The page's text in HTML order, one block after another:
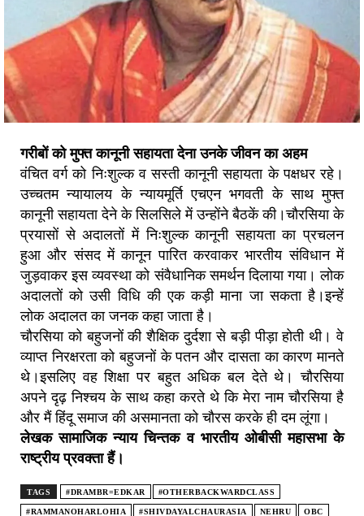
गरीबों को मुफ्त कानूनी सहायता देना उनके जीवन का अहम
वंचित वर्ग को निःशुल्क व सस्ती कानूनी सहायता के पक्षधर रहे।
उच्चतम न्यायालय के न्यायमूर्ति एचएन भगवती के साथ मुफ्त
कानूनी सहायता देने के सिलसिले में उन्होंने बैठकें की।चौरसिया के
प्रयासों से अदालतों में निःशुल्क कानूनी सहायता का प्रचलन
हुआ और संसद में कानून पारित करवाकर भारतीय संविधान में
जुड़वाकर इस व्यवस्था को संवैधानिक समर्थन दिलाया गया। लोक
अदालतों को उसी विधि की एक कड़ी माना जा सकता है।इन्हें
लोक अदालत का जनक कहा जाता है।
चौरसिया को बहुजनों की शैक्षिक दुर्दशा से बड़ी पीड़ा होती थी। वे
व्याप्त निरक्षरता को बहुजनों के पतन और दासता का कारण मानते
थे।इसलिए वह शिक्षा पर बहुत अधिक बल देते थे। चौरसिया
अपने दृढ़ निश्चय के साथ कहा करते थे कि मेरा नाम चौरसिया है
और मैं हिंदू समाज की असमानता को चौरस करके ही दम लूंगा।
लेखक सामाजिक न्याय चिन्तक व भारतीय ओबीसी महासभा के
राष्ट्रीय प्रवक्ता हैं।
TAGS #DRAMBR=EDKAR #OTHERBACKWARDCLASS
#RAMMANOHARLOHIA #SHIVDAYALCHAURASIA NEHRU OBC